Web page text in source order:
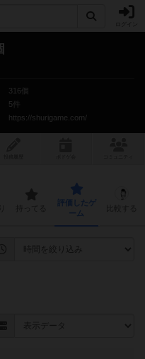
316個
5件
https://shurigame.com/
評価したゲ
ーム